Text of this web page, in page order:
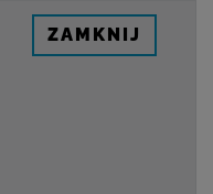
ZAMKNIJ